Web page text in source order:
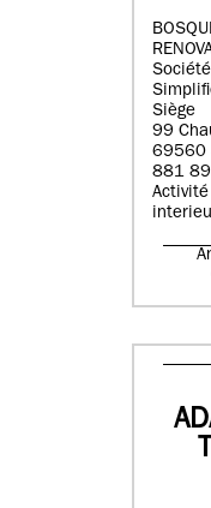
99
69560
881